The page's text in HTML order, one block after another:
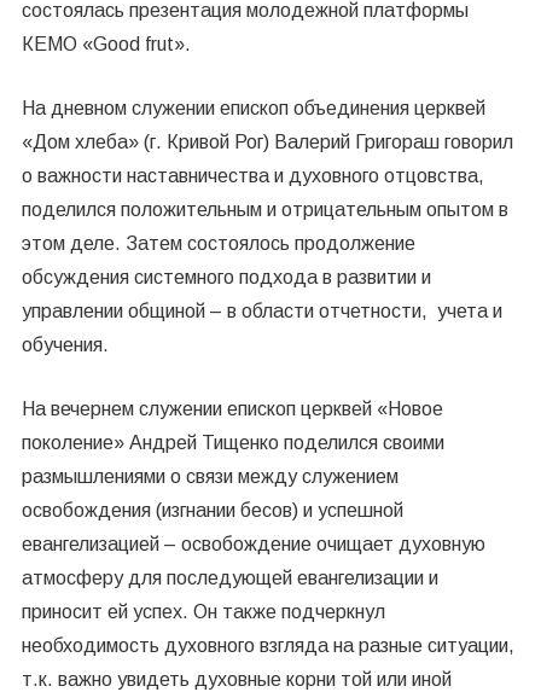
состоялась презентация молодежной платформы
КЕМО «Good frut».
На дневном служении епископ объединения церквей
«Дом хлеба» (г. Кривой Рог) Валерий Григораш говорил
о важности наставничества и духовного отцовства,
поделился положительным и отрицательным опытом в
этом деле. Затем состоялось продолжение
обсуждения системного подхода в развитии и
управлении общиной – в области отчетности, учета и
обучения.
На вечернем служении епископ церквей «Новое
поколение» Андрей Тищенко поделился своими
размышлениями о связи между служением
освобождения (изгнании бесов) и успешной
евангелизацией – освобождение очищает духовную
атмосферу для последующей евангелизации и
приносит ей успех. Он также подчеркнул
необходимость духовного взгляда на разные ситуации,
т.к. важно увидеть духовные корни той или иной